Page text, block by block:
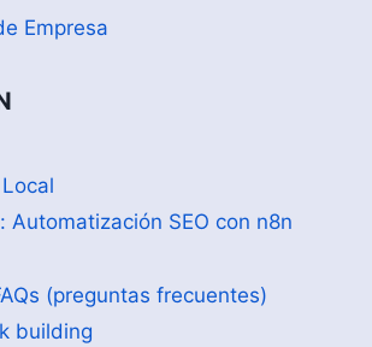
Empresa
Automatización SEO con n8n
(preguntas frecuentes)
building